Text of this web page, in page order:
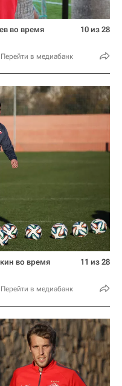
во время
Перейти в медиабанк
10 из 28
во время
Перейти в медиабанк
11 из 28